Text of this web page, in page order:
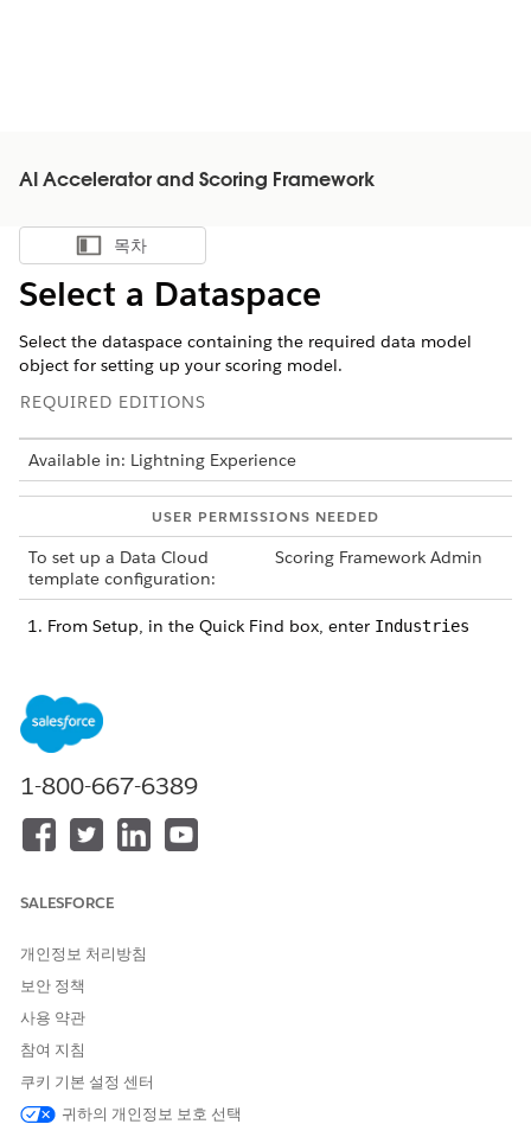
AI Accelerator and Scoring Framework
목차 표시
목차
Select a Dataspace
Select the dataspace containing the required data model
object for setting up your scoring model.
REQUIRED EDITIONS
Available in: Lightning Experience
USER PERMISSIONS NEEDED
To set up a Data Cloud
template configuration:
Scoring Framework Admin
From Setup, in the Quick Find box, enter Industries
to use, click
For Select Dataspace, click
Select the dataspace containing the required data model
object for setting up your scoring model.
Save & Continue.
To return to the Scoring Framework Setup page, save your
EXAMPLE
predictions about the likelihood of prospects converting
into subscribers. The media company’s Salesforce admin
selects a data space that includes the relevant data model
1-800-667-6389
SALESFORCE
개인정보 처리방침
보안 정책
사용 약관
참여 지침
쿠키 기본 설정 센터
귀하의 개인정보 보호 선택